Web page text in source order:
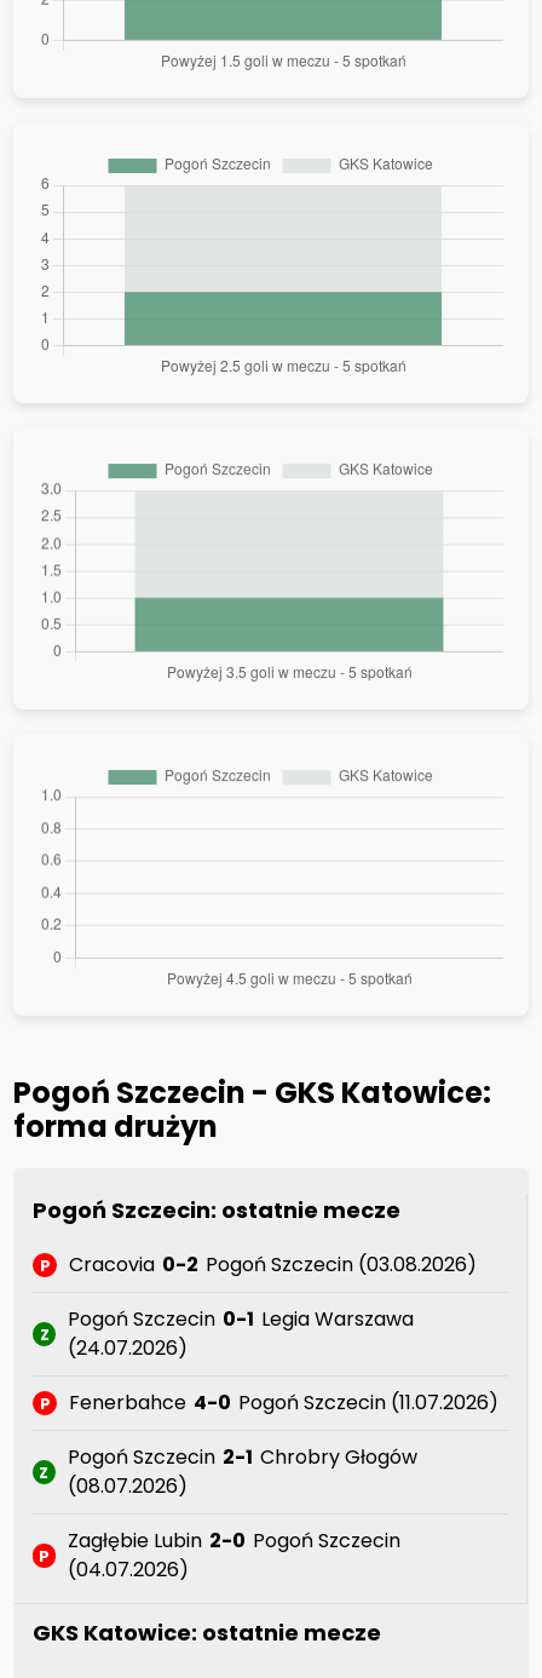
Pogoń Szczecin - GKS Katowice:
forma drużyn
Pogoń Szczecin: ostatnie mecze
P Cracovia 0-2 Pogoń Szczecin (03.08.2026)
Z
Pogoń Szczecin 0-1 Legia Warszawa
(24.07.2026)
P Fenerbahce 4-0 Pogoń Szczecin (11.07.2026)
Z
Pogoń Szczecin 2-1 Chrobry Głogów
(08.07.2026)
P
Zagłębie Lubin 2-0 Pogoń Szczecin
(04.07.2026)
GKS Katowice: ostatnie mecze